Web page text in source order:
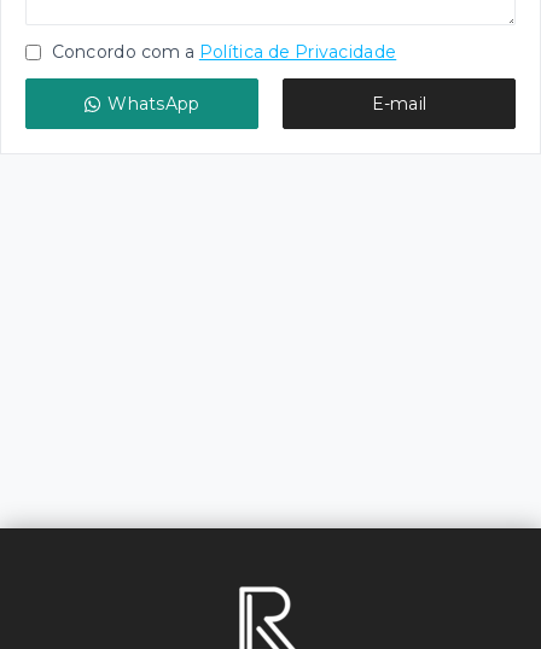
Concordo com a Política de Privacidade
WhatsApp E-mail